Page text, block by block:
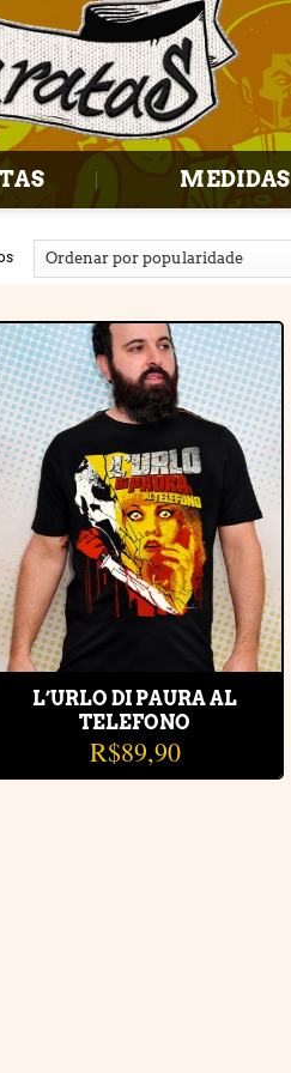
MEDIDAS
Adicionar
à lista de
desejos
L’URLO DI PAURA AL
TELEFONO
R$89,90